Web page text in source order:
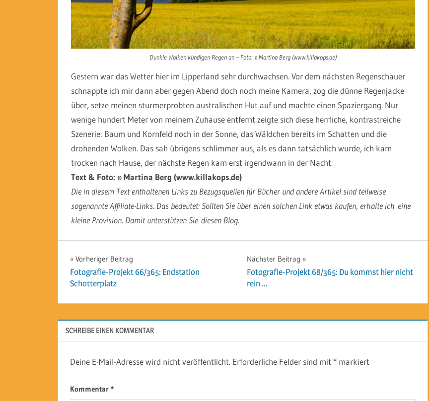
Dunkle Wolken kündigen Regen an – Foto: © Martina Berg (www.killakops.de)
Gestern war das Wetter hier im Lipperland sehr durchwachsen. Vor dem nächsten Regenschauer
schnappte ich mir dann aber gegen Abend doch noch meine Kamera, zog die dünne Regenjacke
über, setze meinen sturmerprobten australischen Hut auf und machte einen Spaziergang. Nur
wenige hundert Meter von meinem Zuhause entfernt zeigte sich diese herrliche, kontrastreiche
Szenerie: Baum und Kornfeld noch in der Sonne, das Wäldchen bereits im Schatten und die
drohenden Wolken. Das sah übrigens schlimmer aus, als es dann tatsächlich wurde, ich kam
trocken nach Hause, der nächste Regen kam erst irgendwann in der Nacht.
Text & Foto: © Martina Berg (www.killakops.de)
Die in diesem Text enthaltenen Links zu Bezugsquellen für Bücher und andere Artikel sind teilweise
sogenannte Affiliate-Links. Das bedeutet: Sollten Sie über einen solchen Link etwas kaufen, erhalte ich eine
kleine Provision. Damit unterstützen Sie diesen Blog.
Beitragsnavigation
Vorheriger Beitrag
Fotografie-Projekt 66/365: Endstation
Schotterplatz
Nächster Beitrag
Fotografie-Projekt 68/365: Du kommst hier nicht
rein …
SCHREIBE EINEN KOMMENTAR
Deine E-Mail-Adresse wird nicht veröffentlicht. Erforderliche Felder sind mit * markiert
Kommentar *